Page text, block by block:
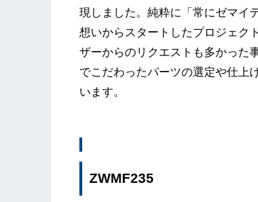
現しました。純粋に「常にゼマイ
想いからスタートしたプロジェク
ザーからのリクエストも多かった
でこだわったパーツの選定や仕上
います。
ZWMF235